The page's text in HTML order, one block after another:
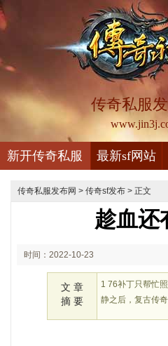
传奇私服
新开传奇私服 最新sf网站
传奇私服发布网 > 传奇sf发布 > 正文
趁血还
时间：2022-10-23
文 章
摘 要
1 76补丁只帮忙
静之后，复古传